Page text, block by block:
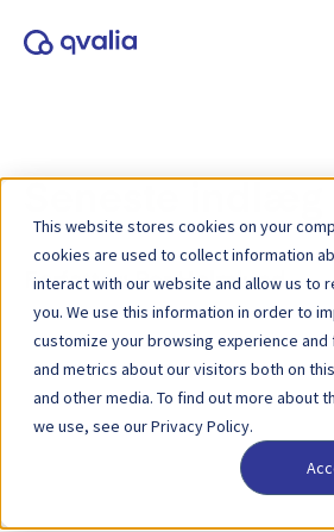
This website stores cookies on your
cookies are used to collect information
interact with our website and allow us to
you. We use this information in order to
customize your browsing experience and
and metrics about our visitors both on
and other media. To find out more about
we use, see our Privacy Policy.
Forfatter:Per Holmlund
Indsigt i transaktioner,
samt nyheder om
at vide om, hvordan du kan
og bruge transaktionsdata til
excellence - fra e-